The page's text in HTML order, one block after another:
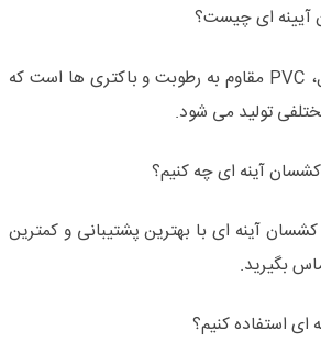
ای چیست؟
معمولاً جنس این متریال، PVC مقاوم به رطوبت و باکتری ها است که
تولید می شود.
آینه ای چه کنیم؟
آینه ای با بهترین پشتیبانی و کمترین
بگیرید.
استفاده کنیم؟